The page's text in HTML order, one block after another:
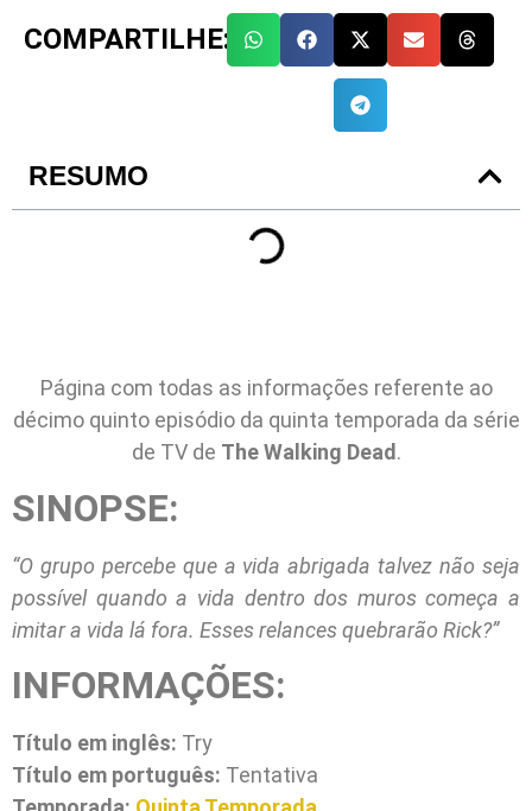
COMPARTILHE:
RESUMO
Página com todas as informações referente ao
décimo quinto episódio da quinta temporada da série
de TV de The Walking Dead.
SINOPSE:
“O grupo percebe que a vida abrigada talvez não seja
possível quando a vida dentro dos muros começa a
imitar a vida lá fora. Esses relances quebrarão Rick?”
INFORMAÇÕES:
Título em inglês: Try
Título em português: Tentativa